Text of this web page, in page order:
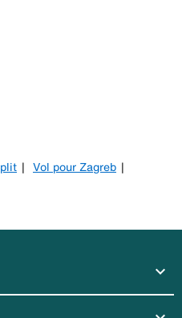
Vol pour Zagreb
expand_more